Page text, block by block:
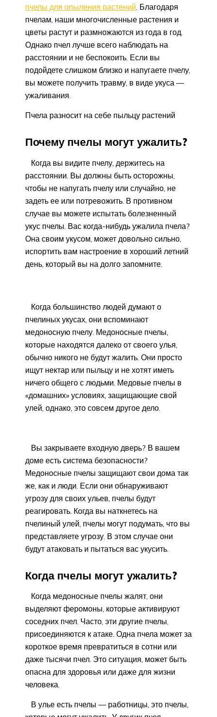
пчелы для опыления растений. Благодаря
пчелам, наши многочисленные растения и
цветы растут и размножаются из года в год.
Однако пчел лучше всего наблюдать на
расстоянии и не беспокоить. Если вы
подойдете слишком близко и напугаете пчелу,
вы можете получить травму, в виде укуса —
ужаливания.
Пчела разносит на себе пыльцу растений
Почему пчелы могут ужалить?
Когда вы видите пчелу, держитесь на
расстоянии. Вы должны быть осторожны,
чтобы не напугать пчелу или случайно, не
задеть ее или потревожить. В противном
случае вы можете испытать болезненный
укус пчелы. Вас когда-нибудь ужалила пчела?
Она своим укусом, может довольно сильно,
испортить вам настроение в хороший летний
день, который вы на долго запомните.
Когда большинство людей думают о
пчелиных укусах, они вспоминают
медоносную пчелу. Медоносные пчелы,
которые находятся далеко от своего улья,
обычно никого не будут жалить. Они просто
ищут нектар или пыльцу и не хотят иметь
ничего общего с людьми. Медовые пчелы в
«домашних» условиях, защищающие свой
улей, однако, это совсем другое дело.
Вы закрываете входную дверь? В вашем
доме есть система безопасности?
Медоносные пчелы защищают свои дома так
же, как и люди. Если они обнаруживают
угрозу для своих ульев, пчелы будут
реагировать. Когда вы наткнетесь на
пчелиный улей, пчелы могут подумать, что вы
представляете угрозу. В этом случае они
будут атаковать и пытаться вас укусить.
Когда пчелы могут ужалить?
Когда медоносные пчелы жалят, они
выделяют феромоны, которые активируют
соседних пчел. Часто, эти другие пчелы,
присоединяются к атаке. Одна пчела может за
короткое время превратиться в сотни или
даже тысячи пчел. Это ситуация, может быть
опасна для здоровья или даже для жизни
человека.
В улье есть пчелы — работницы, это пчелы,